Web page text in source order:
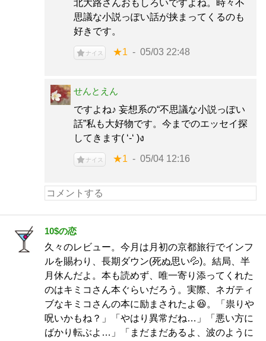
北大路さんおもしろいですよね。時々不
思議な小説っぽい話が挟まってくるのも
好きです。
ナイス ★1 05/03 22:48
せんとえん
ですよね♪ 妄想系の“不思議な小説っぽい
話”私も大好物です。今までのエッセイ探
してきます( ‘-‘ )ง
ナイス ★1 05/04 12:16
10$の恋
久々のレビュー。今月は月初の京都旅行でインフ
ルを賜わり、長期ダウン(死ぬ思い💦)。結局、半
月休んだよ。本も読めず、唯一寄り添ってくれた
のはキミコさん本ぐらいだろう。実際、ネガティ
ブなキミコさんの本に励まされたよ😆。「祟りや
呪いかもね？」「やはり異常だね…」「悪い方に
ばかり転ぶよ…」「まだまだあるよ、波のように